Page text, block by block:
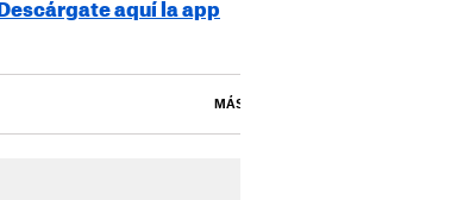
Descárgate aquí la app
MÁS